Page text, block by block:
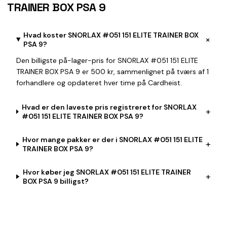
TRAINER BOX PSA 9
Hvad koster SNORLAX #051 151 ELITE TRAINER BOX
PSA 9?
+
Den billigste på-lager-pris for SNORLAX #051 151 ELITE
TRAINER BOX PSA 9 er 500 kr, sammenlignet på tværs af 1
forhandlere og opdateret hver time på Cardheist.
Hvad er den laveste pris registreret for SNORLAX
#051 151 ELITE TRAINER BOX PSA 9?
+
Hvor mange pakker er der i SNORLAX #051 151 ELITE
TRAINER BOX PSA 9?
+
Hvor køber jeg SNORLAX #051 151 ELITE TRAINER
BOX PSA 9 billigst?
+